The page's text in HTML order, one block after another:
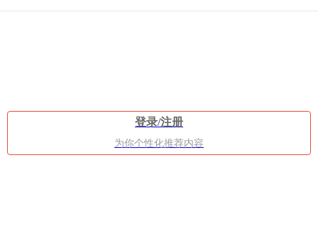
的，
登录/注册
为你个性化推荐内容